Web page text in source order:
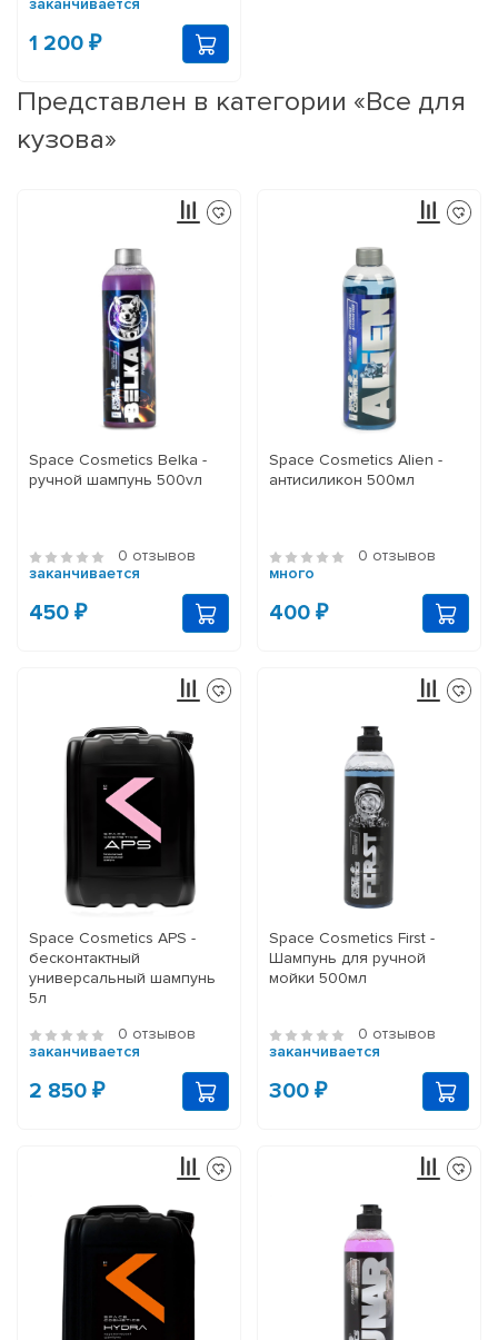
заканчивается
1 200 ₽
Представлен в категории «Все для
кузова»
Space Cosmetics Belka -
ручной шампунь 500vл
0 отзывов
заканчивается
450 ₽
Space Cosmetics Alien -
антисиликон 500мл
0 отзывов
много
400 ₽
Space Cosmetics APS -
бесконтактный
универсальный шампунь
5л
0 отзывов
заканчивается
2 850 ₽
Space Cosmetics First -
Шампунь для ручной
мойки 500мл
0 отзывов
заканчивается
300 ₽